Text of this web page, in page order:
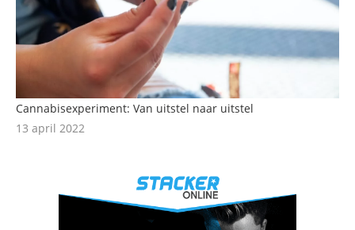
Cannabisexperiment: Van uitstel naar uitstel
13 april 2022